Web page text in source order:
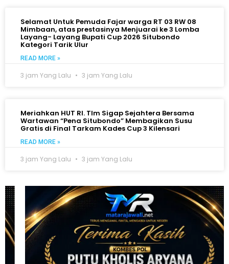
Selamat Untuk Pemuda Fajar warga RT 03 RW 08
Mimbaan, atas prestasinya Menjuarai ke 3 Lomba
Layang- Layang Bupati Cup 2026 Situbondo
Kategori Tarik Ulur
READ MORE »
3 jam Yang Lalu 3 jam Yang Lalu
Meriahkan HUT RI. TIm Sigap Sejahtera Bersama
Wartawan “Pena Situbondo” Membagikan Susu
Gratis di Final Tarkam Kades Cup 3 Kilensari
READ MORE »
3 jam Yang Lalu 3 jam Yang Lalu